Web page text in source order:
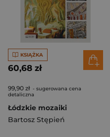
KSIĄŻKA
60,68 zł
99,90 zł - sugerowana cena
detaliczna
Łódzkie mozaiki
Bartosz Stępień